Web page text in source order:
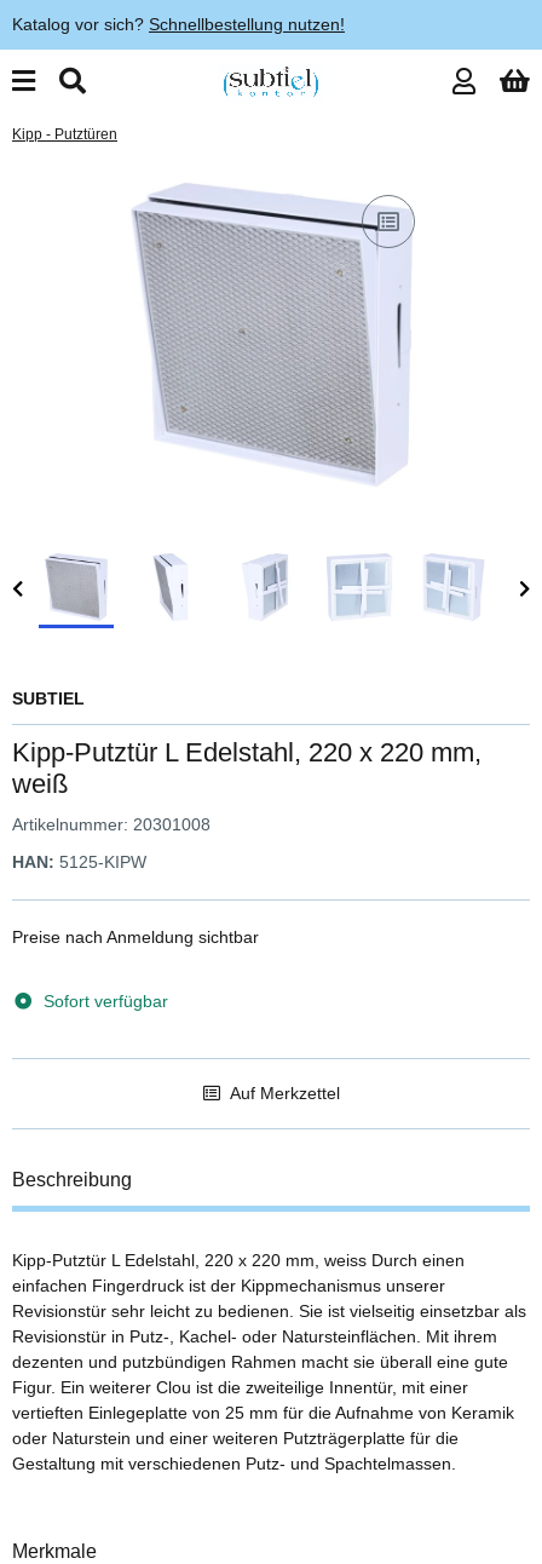
Katalog vor sich? Schnellbestellung nutzen!
Kipp - Putztüren
SUBTIEL
Kipp-Putztür L Edelstahl, 220 x 220 mm,
weiß
Artikelnummer: 20301008
HAN: 5125-KIPW
Preise nach Anmeldung sichtbar
Sofort verfügbar
Auf Merkzettel
Beschreibung
Kipp-Putztür L Edelstahl, 220 x 220 mm, weiss Durch einen
einfachen Fingerdruck ist der Kippmechanismus unserer
Revisionstür sehr leicht zu bedienen. Sie ist vielseitig einsetzbar als
Revisionstür in Putz-, Kachel- oder Natursteinflächen. Mit ihrem
dezenten und putzbündigen Rahmen macht sie überall eine gute
Figur. Ein weiterer Clou ist die zweiteilige Innentür, mit einer
vertieften Einlegeplatte von 25 mm für die Aufnahme von Keramik
oder Naturstein und einer weiteren Putzträgerplatte für die
Gestaltung mit verschiedenen Putz- und Spachtelmassen.
Merkmale